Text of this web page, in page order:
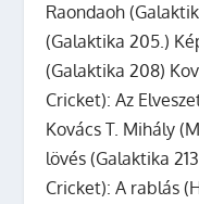
Raondaoh
(Galaktika 205.)
(Galaktika 208)
Cricket): Az
Kovács T. Mihály
lövés (Galaktika
Cricket): A rablás